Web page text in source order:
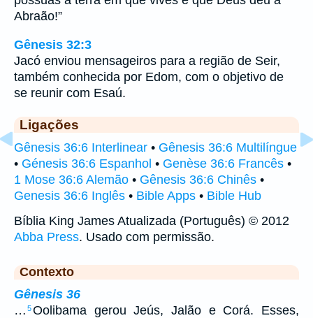
Abraão!”
Gênesis 32:3
Jacó enviou mensageiros para a região de Seir,
também conhecida por Edom, com o objetivo de
se reunir com Esaú.
Ligações
Gênesis 36:6 Interlinear • Gênesis 36:6 Multilíngue
• Génesis 36:6 Espanhol • Genèse 36:6 Francês •
1 Mose 36:6 Alemão • Gênesis 36:6 Chinês •
Genesis 36:6 Inglês • Bible Apps • Bible Hub
Bíblia King James Atualizada (Português) © 2012
Abba Press. Usado com permissão.
Contexto
Gênesis 36
… 5Oolibama gerou Jeús, Jalão e Corá. Esses,